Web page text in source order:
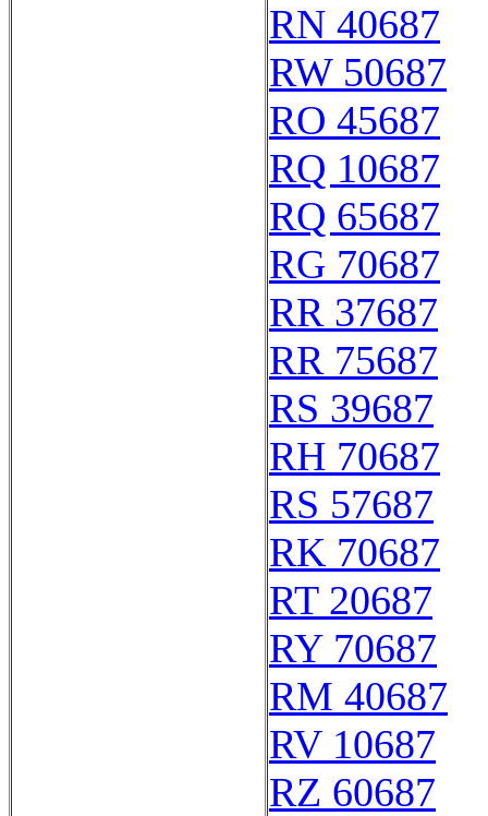
RN 40687
RW 50687
RO 45687
RQ 10687
RQ 65687
RG 70687
RR 37687
RR 75687
RS 39687
RH 70687
RS 57687
RK 70687
RT 20687
RY 70687
RM 40687
RV 10687
RZ 60687